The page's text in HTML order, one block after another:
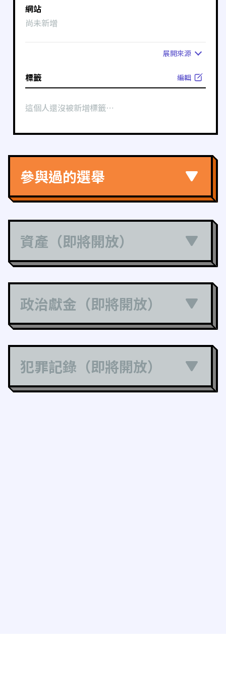
網站
尚未新增
展開來源
標籤 編輯
這個人還沒被新增標籤⋯
參與過的選舉
資產（即將開放）
政治獻金（即將開放）
犯罪記錄（即將開放）